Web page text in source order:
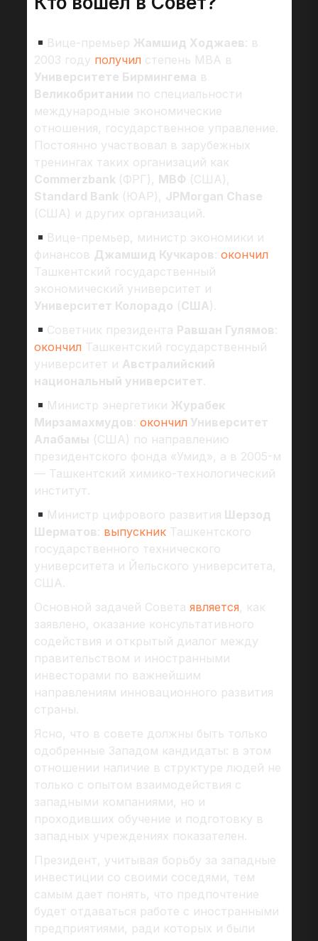
Вице-премьер Жамшид Ходжаев: в
2003 году получил степень МВА в
Университете Бирмингема в
Великобритании по специальности
международные экономические
отношения, государственное управление.
Постоянно участвовал в зарубежных
тренингах таких организаций как
Commerzbank (ФРГ), МВФ (США),
Standard Bank (ЮАР), JPMorgan Chase
(США) и других организаций.
Вице-премьер, министр экономики и
финансов Джамшид Кучкаров: окончил
Ташкентский государственный
экономический университет и
Университет Колорадо ( США).
Советник президента Равшан Гулямов:
окончил Ташкентский государственный
университет и Австралийский
национальный университет.
Министр энергетики Журабек
Мирзамахмудов: окончил Университет
Алабамы (США) по направлению
президентского фонда «Умид», а в 2005-м
— Ташкентский химико-технологический
институт.
Министр цифрового развития Шерзод
Шерматов: выпускникТашкентского
государственного технического
университета и Йельского университета,
США.
Основной задачей Совета является, как
заявлено, оказание консультативного
содействия и открытый диалог между
правительством и иностранными
инвесторами по важнейшим
направлениям инновационного развития
страны.
Ясно, что в совете должны быть только
одобренные Западом кандидаты: в этом
отношении наличие в структуре людей не
только с опытом взаимодействия с
западными компаниями, но и
проходивших обучение и подготовку в
западных учреждениях показателен.
Президент, учитывая борьбу за западные
инвестиции со своими соседями, тем
самым дает понять, что предпочтение
будет отдаваться работе с иностранными
предприятиями, ради которых и были